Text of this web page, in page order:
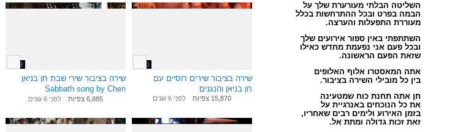
השליטה הבלתי מעורערת שלך על
הבמה בפרט ובכל ההתרחשות בכלל
מעוררת התפעלות והערצה.
השתתפתי באין ספור אירועים שלך
ובכל פעם אני נפעמת מחדש כאילו
שזאת הפעם הראשונה.
אתה המאסטרו אלוף האלופים
בין כל מובילי השירה בציבור.
חן אתה תחנת כוח שמטעינה
את כל הנוכחים באנרגיית על
בזמן האירוע ולימים רבים שאחריו,
זאת זכות גדולה ומתת אל.
6:00
שירה בציבור שירים רוסיים עם
חן בניאן והנגנים
15,870 צפיות לפני 6 שנים
2:59
שירה בציבור שירי שבת חן בניאן
Sabbath song by Chen
Banayan6,885 צפיות לפני 6 שנים